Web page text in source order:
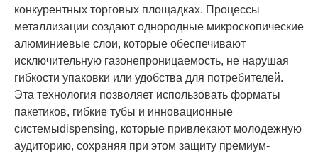
конкурентных торговых площадках. Процессы
металлизации создают однородные микроскопические
алюминиевые слои, которые обеспечивают
исключительную газонепроницаемость, не нарушая
гибкости упаковки или удобства для потребителей.
Эта технология позволяет использовать форматы
пакетиков, гибкие тубы и инновационные
системыdispensing, которые привлекают молодежную
аудиторию, сохраняя при этом защиту премиум-